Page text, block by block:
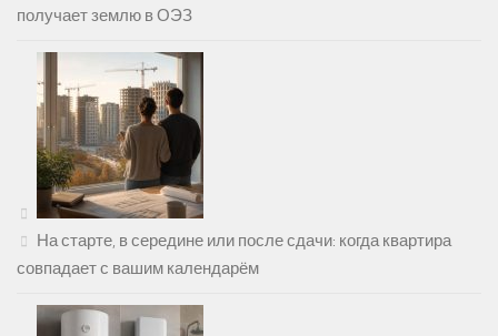
получает землю в ОЭЗ
На старте, в середине или после сдачи: когда квартира
совпадает с вашим календарём